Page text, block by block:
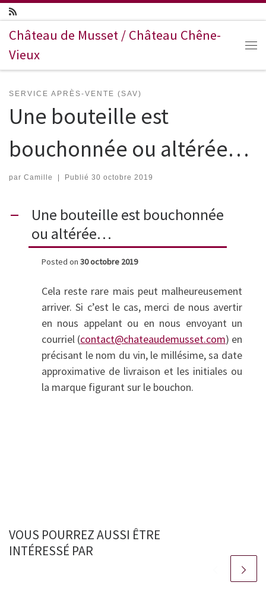
Passer au contenu
Château de Musset / Château Chêne-
Vieux
SERVICE APRÈS-VENTE (SAV)
Une bouteille est
bouchonnée ou altérée…
par Camille | Publié 30 octobre 2019
A
Une bouteille est bouchonnée
ou altérée…
Posted on 30 octobre 2019
Cela reste rare mais peut malheureusement
arriver. Si c’est le cas, merci de nous avertir
en nous appelant ou en nous envoyant un
courriel (contact@chateaudemusset.com) en
précisant le nom du vin, le millésime, sa date
approximative de livraison et les initiales ou
la marque figurant sur le bouchon.
VOUS POURREZ AUSSI ÊTRE
INTÉRESSÉ PAR